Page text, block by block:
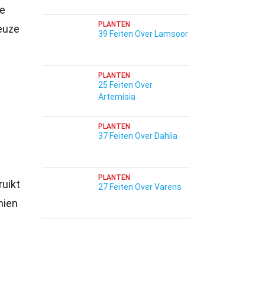
PLANTEN
39 Feiten Over Lamsoor
PLANTEN
25 Feiten Over
Artemisia
PLANTEN
37 Feiten Over Dahlia
PLANTEN
27 Feiten Over Varens